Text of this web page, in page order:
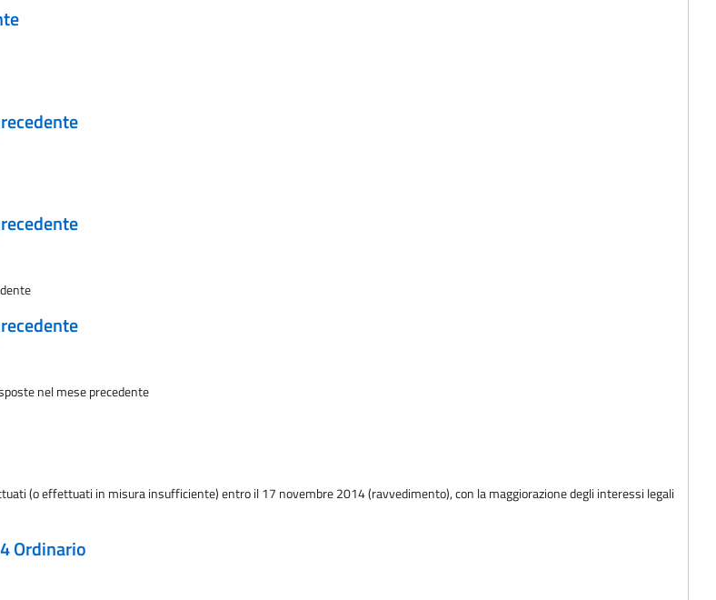
nel mese precedente
(o effettuati in misura insufficiente) entro il 17 novembre 2014 (ravvedimento), con la maggiorazione degli interessi legali
Ordinario